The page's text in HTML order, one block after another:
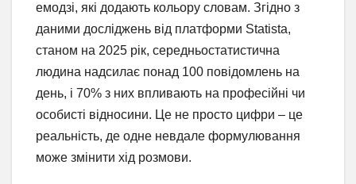
емодзі, які додають кольору словам. Згідно з
даними досліджень від платформи Statista,
станом на 2025 рік, середньостатистична
людина надсилає понад 100 повідомлень на
день, і 70% з них впливають на професійні чи
особисті відносини. Це не просто цифри – це
реальність, де одне невдале формулювання
може змінити хід розмови.